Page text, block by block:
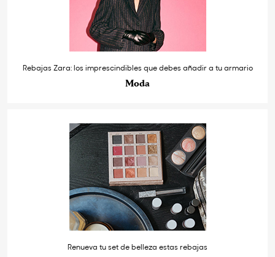
Rebajas Zara: los imprescindibles que debes añadir a tu armario
Moda
Renueva tu set de belleza estas rebajas